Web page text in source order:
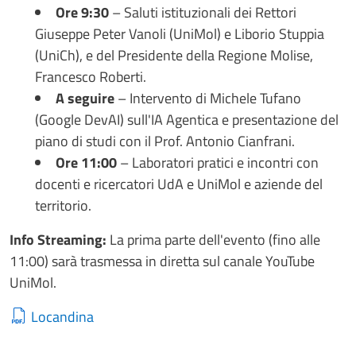
Ore 9:30– Saluti istituzionali dei Rettori
Giuseppe Peter Vanoli (UniMol) e Liborio Stuppia
(UniCh), e del Presidente della Regione Molise,
Francesco Roberti.
A seguire– Intervento di Michele Tufano
(Google DevAI) sull'IA Agentica e presentazione del
piano di studi con il Prof. Antonio Cianfrani.
Ore 11:00– Laboratori pratici e incontri con
docenti e ricercatori UdA e UniMol e aziende del
territorio.
Info Streaming: La prima parte dell'evento (fino alle
11:00) sarà trasmessa in diretta sul canale YouTube
UniMol.
Locandina